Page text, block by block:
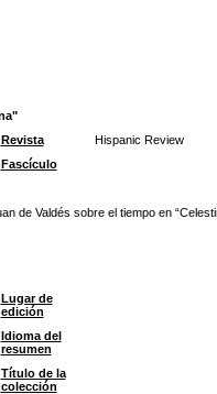
Revista
Hispanic Review
Fascículo
de Valdés sobre el tiempo en
Lugar de
edición
Idioma del
resumen
Título de la
colección